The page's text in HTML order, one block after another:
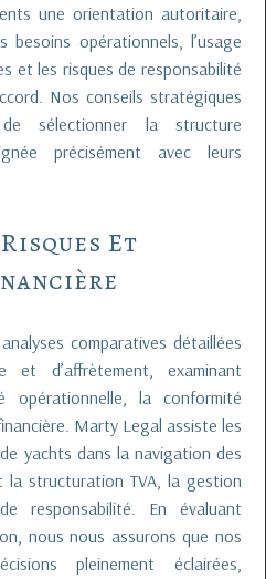
une orientation autoritaire,
besoins opérationnels, l’usage
et les risques de responsabilité
Nos conseils stratégiques
sélectionner la structure
précisément avec leurs
Et
comparatives détaillées
d’affrètement, examinant
opérationnelle, la conformité
Marty Legal assiste les
yachts dans la navigation des
la structuration TVA, la gestion
responsabilité. En évaluant
nous nous assurons que nos
pleinement éclairées,